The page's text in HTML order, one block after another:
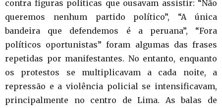
contra figuras políticas que ousavam assistir: “Não
queremos nenhum partido político”, “A única
bandeira que defendemos é a peruana”, “Fora
políticos oportunistas” foram algumas das frases
repetidas por manifestantes. No entanto, enquanto
os protestos se multiplicavam a cada noite, a
repressão e a violência policial se intensificavam,
principalmente no centro de Lima. As balas de